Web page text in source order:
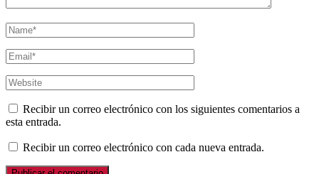
Recibir un correo electrónico con los siguientes comentarios a
esta entrada.
Recibir un correo electrónico con cada nueva entrada.